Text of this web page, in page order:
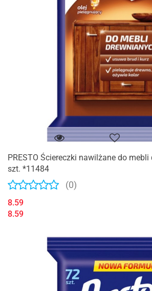
PRESTO Ściereczki nawilżane do
szt. *11484
(0)
8.59
8.59